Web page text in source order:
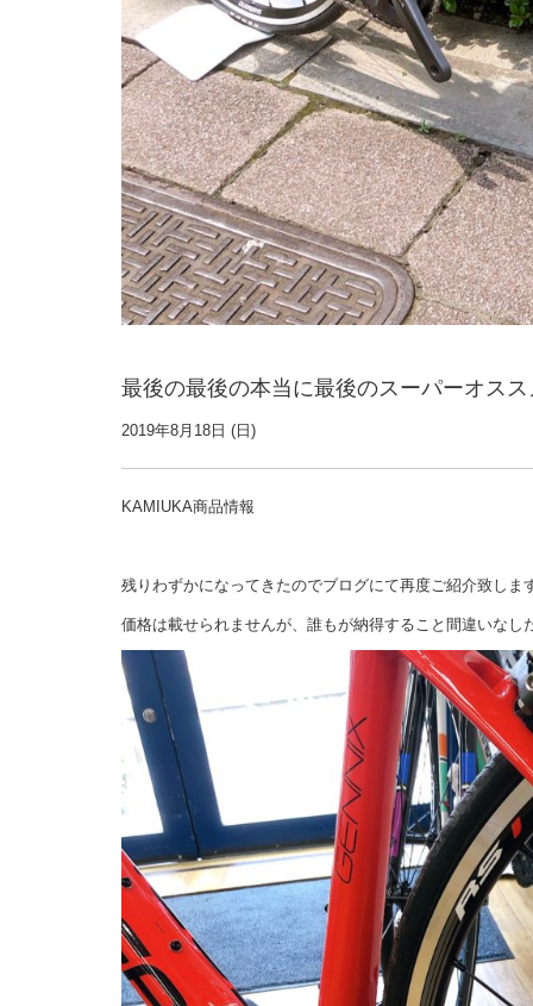
最後の最後の本当に最後のスーパーオス
2019年8月18日 (日)
KAMIUKA商品情報
残りわずかになってきたのでブログにて再度ご紹介致しま
価格は載せられませんが、誰もが納得すること間違いなし